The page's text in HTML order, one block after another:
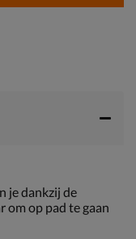
je dankzij de
op pad te gaan